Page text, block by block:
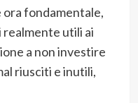
ora fondamentale,
utili ai
a non investire
riusciti e inutili,